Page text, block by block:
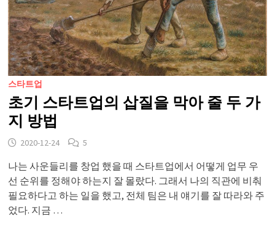
스타트업
초기 스타트업의 삽질을 막아 줄 두 가
지 방법
2020-12-24 5
나는 사운들리를 창업 했을 때 스타트업에서 어떻게 업무 우
선 순위를 정해야 하는지 잘 몰랐다. 그래서 나의 직관에 비춰
필요하다고 하는 일을 했고, 전체 팀은 내 얘기를 잘 따라와 주
었다. 지금 …